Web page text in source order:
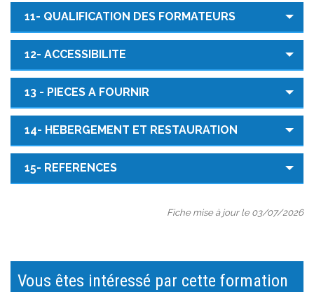
11- QUALIFICATION DES FORMATEURS
12- ACCESSIBILITE
13 - PIECES A FOURNIR
14- HEBERGEMENT ET RESTAURATION
15- REFERENCES
Fiche mise à jour le 03/07/2026
Vous êtes intéressé par cette formation